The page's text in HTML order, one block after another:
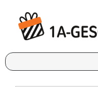
Ich
suche